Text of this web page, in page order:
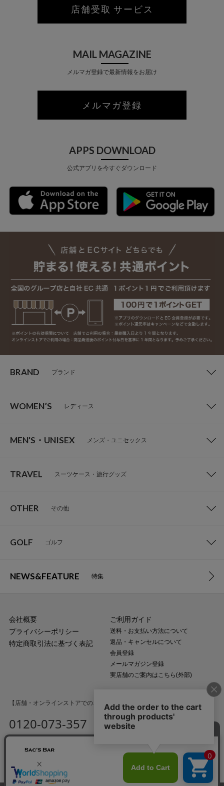
店舗受取 サービス
MAIL MAGAZINE
メルマガ登録で最新情報をお届け
メルマガ登録
APPS DOWNLOAD
公式アプリを今すぐダウンロード
BRAND ブランド
WOMEN’S レディース
MEN'S・UNISEX メンズ・ユニセックス
TRAVEL スーツケース・旅行グッズ
OTHER その他
GOLF ゴルフ
NEWS&FEATURE 特集
会社概要
プライバシーポリシー
特定商取引法に基づく表記
ご利用ガイド
送料・お支払い方法について
返品・キャンセルについて
会員登録
メールマガジン登録
実店舗のご案内はこちら(外部)
【店舗・オンラインストアでのご購入に関するお問い合わせ】
0120-073-357 MAIL
（土・日・祝日・年末年始を除く）